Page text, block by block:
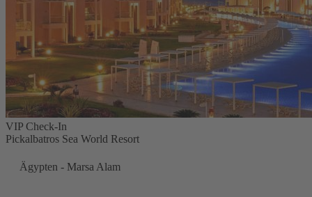
VIP Check-In
Pickalbatros Sea World Resort
Ägypten - Marsa Alam